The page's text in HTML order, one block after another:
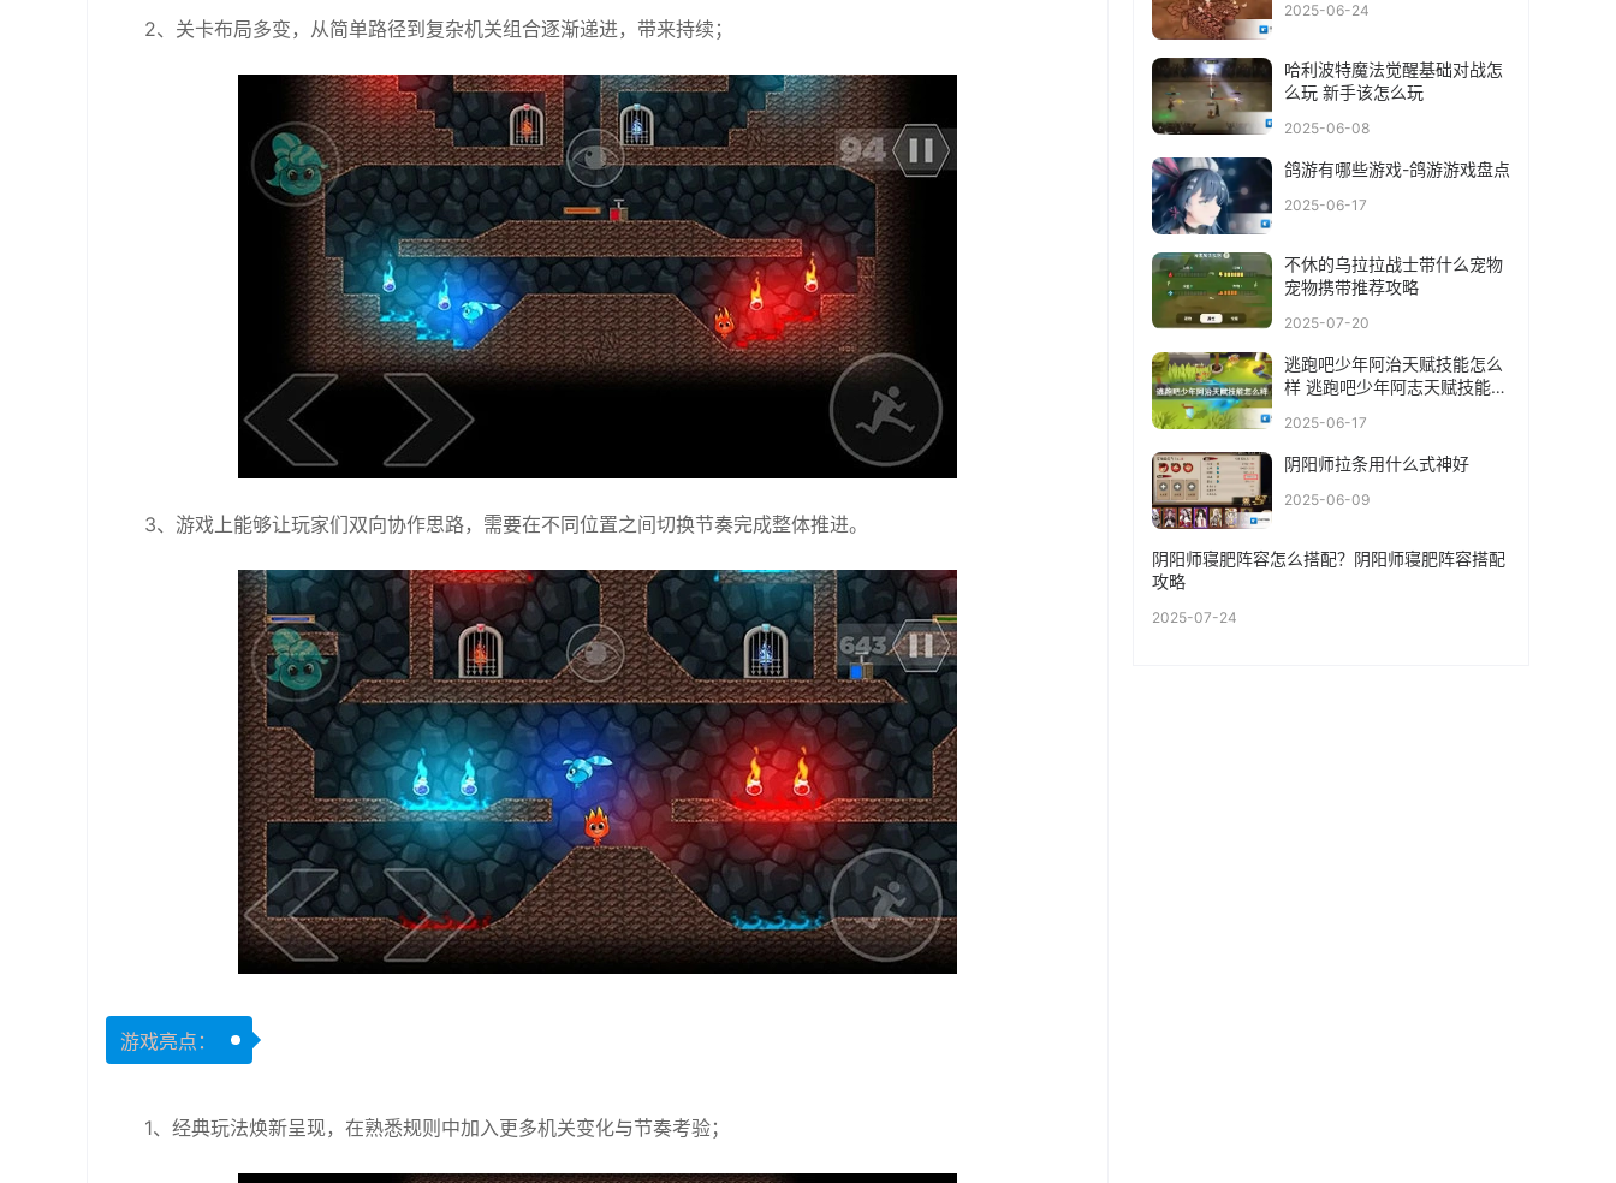
2、关卡布局多变，从简单路径到复杂机关组合逐渐递进，带来持续；
3、游戏上能够让玩家们双向协作思路，需要在不同位置之间切换节奏完成整体推进。
游戏亮点：
1、经典玩法焕新呈现，在熟悉规则中加入更多机关变化与节奏考验；
2025-06-24
哈利波特魔法觉醒基础对战怎
么玩 新手该怎么玩
2025-06-08
鸽游有哪些游戏-鸽游游戏盘点
2025-06-17
不休的乌拉拉战士带什么宠物
宠物携带推荐攻略
2025-07-20
逃跑吧少年阿治天赋技能怎么
样 逃跑吧少年阿志天赋技能介
2025-06-17
阴阳师拉条用什么式神好
2025-06-09
阴阳师寝肥阵容怎么搭配？阴阳师寝肥阵容搭配
攻略
2025-07-24